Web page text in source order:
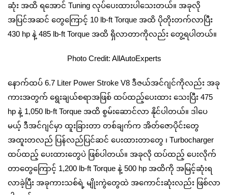
ဆုံး အထိ ရအောင် Tuning လုပ်ပေးထားပါသေးတယ်။ အခုလို
အပြင်အဆင် တွေကြောင့် 10 lb-ft Torque အထိ ပိုတိုးတက်လာပြီး
430 hp နဲ့ 485 lb-ft Torque အထိ ရှိလာတာကိုလည်း တွေ့ရပါတယ်။
Photo Credit: AllAutoExperts
နောက်ထပ် 6.7 Liter Power Stroke V8 ဒီဇယ်အင်ဂျင်ကိုလည်း အခု
ကားအတွက် ရွေးချယ်စရာအဖြစ် ထပ်ထည့်ပေးထား သေးပြီး 475
hp နဲ့ 1,050 lb-ft Torque အထိ စွမ်းဆောင်လာ နိုင်ပါတယ်။ ဒါပေ
မယ့် ဒီအင်ဂျင်မှာ ထူးခြားတာ တစ်ချက်က အိတ်ဇောပိုင်းတွေ
အထူးတလည် ပြန်လည်ပြင်ဆင် ပေးထားတာတွေ ၊ Turbocharger
ထပ်ထည့် ပေးထားတွေပဲ ဖြစ်ပါတယ်။ အခုလို ထပ်ထည့် ပေးလိုက်
တာတွေကြောင့် 1,200 lb-ft Torque နဲ့ 500 hp အထိကို အမြင့်ဆုံးရ
လာခဲ့ပြီး အခုကားသစ်ရဲ့ မျိုးကွဲတွေထဲ အကောင်းဆုံးလည်း ဖြစ်လာ